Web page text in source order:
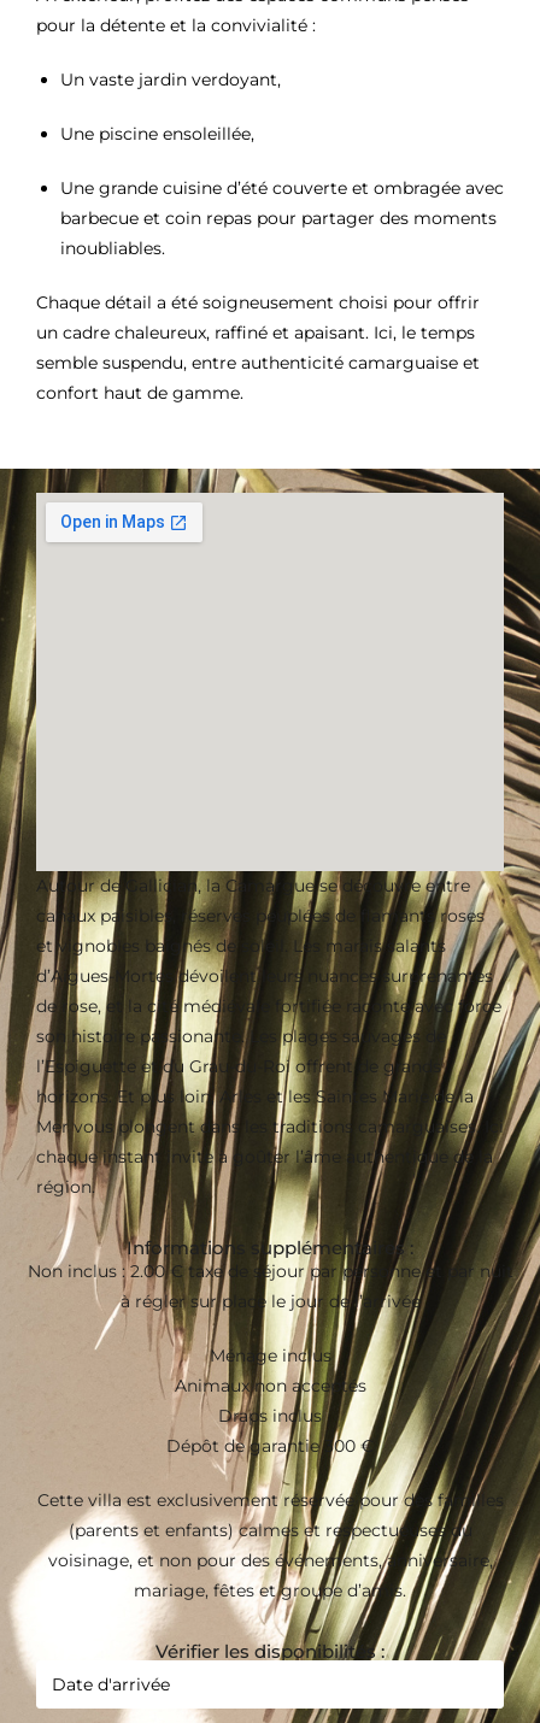
pour la détente et la convivialité :
Un vaste jardin verdoyant,
Une piscine ensoleillée,
Une grande cuisine d’été couverte et ombragée avec
barbecue et coin repas pour partager des moments
inoubliables.
Chaque détail a été soigneusement choisi pour offrir
un cadre chaleureux, raffiné et apaisant. Ici, le temps
semble suspendu, entre authenticité camarguaise et
confort haut de gamme.
Autour de Gallician, la Camargue se découvre entre
canaux paisibles, réserves peuplées de flamants roses
et vignobles baignés de soleil. Les marais salants
d’Aigues-Mortes dévoilent leurs nuances surprenantes
de rose, et la cité médiévale fortifiée raconte avec force
son histoire passionante. Les plages sauvages de
l’Espiguette et du Grau-du-Roi offrent de grands
horizons. Et plus loin, Arles et les Saintes Marie de la
Mer vous plongent dans les traditions camarguaises. Ici
chaque instant invite à goûter l’âme authentique de la
région.
Informations supplémentaires :
Non inclus : 2.00 € taxe de séjour par personne et par nuit
à régler sur place le jour de l’arrivée
Ménage inclus
Animaux non acceptés
Draps inclus
Dépôt de garantie 300 €
Cette villa est exclusivement réservée pour des familles
(parents et enfants) calmes et respectueuses du
voisinage, et non pour des événements, anniversaire,
mariage, fêtes et groupe d’amis.
Vérifier les disponibilités :